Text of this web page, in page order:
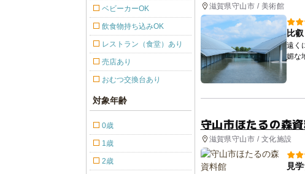
滋賀県守山市 / 美術館
比
遠く
媚な
める
守山市ほたるの森
滋賀県守山市 / 文化施設
見
ベビーカーOK
飲食物持ち込みOK
レストラン（食堂）あり
売店あり
おむつ交換台あり
対象年齢
0歳
1歳
2歳